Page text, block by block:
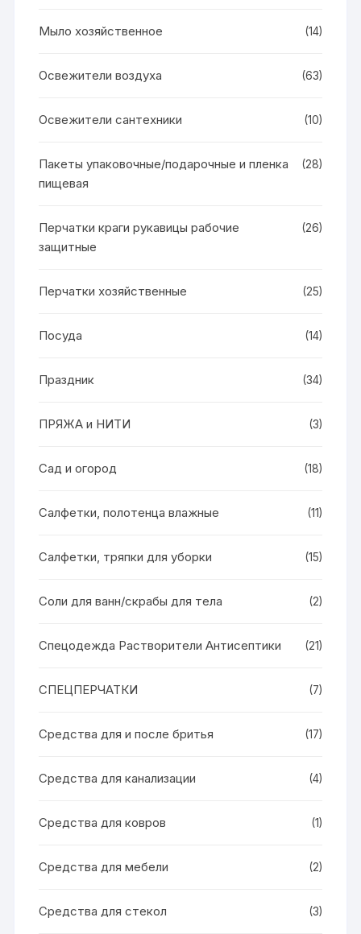
Мыло хозяйственное (14)
Освежители воздуха (63)
Освежители сантехники (10)
Пакеты упаковочные/подарочные и пленка
пищевая
(28)
Перчатки краги рукавицы рабочие
защитные
(26)
Перчатки хозяйственные (25)
Посуда (14)
Праздник (34)
ПРЯЖА и НИТИ (3)
Сад и огород (18)
Салфетки, полотенца влажные (11)
Салфетки, тряпки для уборки (15)
Соли для ванн/скрабы для тела (2)
Спецодежда Растворители Антисептики (21)
СПЕЦПЕРЧАТКИ (7)
Средства для и после бритья (17)
Средства для канализации (4)
Средства для ковров (1)
Средства для мебели (2)
Средства для стекол (3)